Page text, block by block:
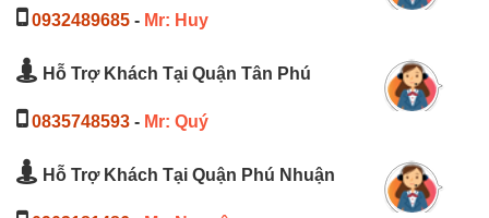
0932489685 - Mr: Huy
Hỗ Trợ Khách Tại Quận Tân Phú
0835748593 - Mr: Quý
Hỗ Trợ Khách Tại Quận Phú Nhuận